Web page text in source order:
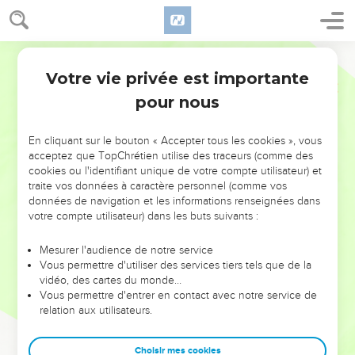
NE MANQUEZ PAS L’ÉVÉNEMENT
DE L’ANNÉE !
ET SI LEURS ERREURS POUVAIENT VOUS ÉVITER LES
VOTRES ?
leur foi ou leur vision. Mais on voit moins les doutes, les erreurs
et les saisons difficiles qu'ils ont traversés, alors même que ce
sont elles qui les ont façonnés.
Dans cette conférence, leaders, entrepreneurs, et responsables
clés pour avancer avec plus de sagesse afin que leurs erreurs
Votre vie privée est importante
pour nous
En cliquant sur le bouton « Accepter tous les cookies », vous
acceptez que TopChrétien utilise des traceurs (comme des
cookies ou l'identifiant unique de votre compte utilisateur) et
traite vos données à caractère personnel (comme vos
données de navigation et les informations renseignées dans
votre compte utilisateur) dans les buts suivants :
Mesurer l'audience de notre service
Vous permettre d'utiliser des services tiers tels que de la
vidéo, des cartes du monde…
Vous permettre d'entrer en contact avec notre service de
relation aux utilisateurs.
Choisir mes cookies